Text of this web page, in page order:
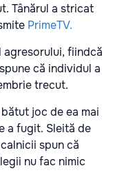
Tânărul a stricat
PrimeTV.
agresorului, fiindcă
că individul a
trecut.
joc de ea mai
a fugit. Sleită de
spun că
nu fac nimic